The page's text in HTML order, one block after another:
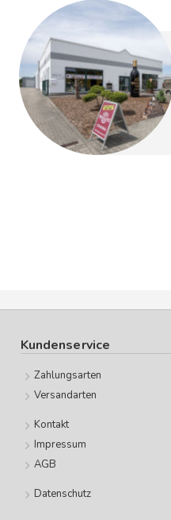
Kundenservice
Zahlungsarten
Versandarten
Kontakt
Impressum
AGB
Datenschutz